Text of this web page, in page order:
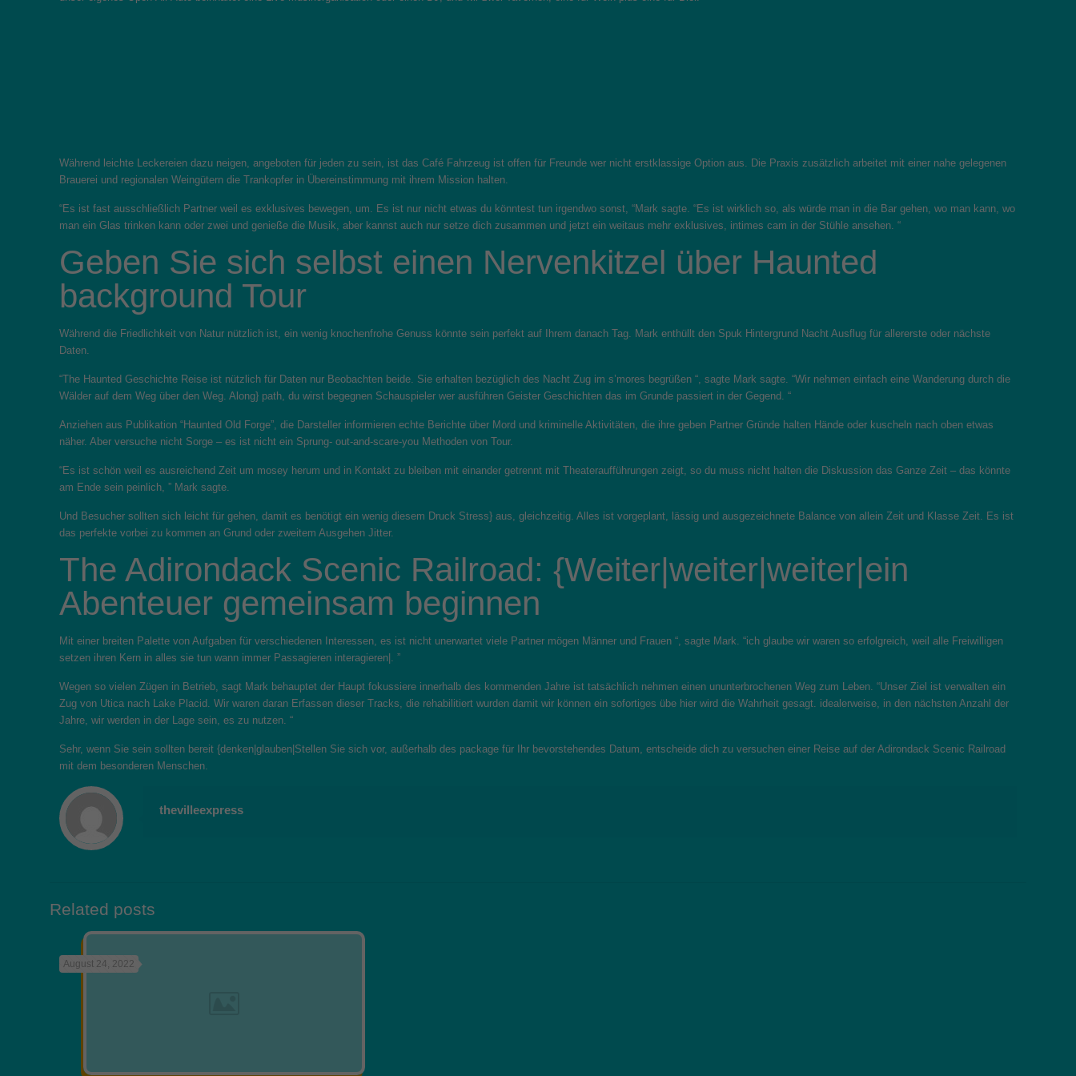
Während leichte Leckereien dazu neigen, angeboten für jeden zu sein, ist das Café Fahrzeug ist offen für Freunde wer nicht erstklassige Option aus. Die Praxis zusätzlich arbeitet mit einer nahe gelegenen
Brauerei und regionalen Weingütern die Trankopfer in Übereinstimmung mit ihrem Mission halten.
“Es ist fast ausschließlich Partner weil es exklusives bewegen, um. Es ist nur nicht etwas du könntest tun irgendwo sonst, “Mark sagte. “Es ist wirklich so, als würde man in die Bar gehen, wo man kann, wo
man ein Glas trinken kann oder zwei und genieße die Musik, aber kannst auch nur setze dich zusammen und jetzt ein weitaus mehr exklusives, intimes cam in der Stühle ansehen. “
Geben Sie sich selbst einen Nervenkitzel über Haunted
background Tour
Während die Friedlichkeit von Natur nützlich ist, ein wenig knochenfrohe Genuss könnte sein perfekt auf Ihrem danach Tag. Mark enthüllt den Spuk Hintergrund Nacht Ausflug für allererste oder nächste
Daten.
“The Haunted Geschichte Reise ist nützlich für Daten nur Beobachten beide. Sie erhalten bezüglich des Nacht Zug im s’mores begrüßen “, sagte Mark sagte. “Wir nehmen einfach eine Wanderung durch die
Wälder auf dem Weg über den Weg. Along} path, du wirst begegnen Schauspieler wer ausführen Geister Geschichten das im Grunde passiert in der Gegend. “
Anziehen aus Publikation “Haunted Old Forge”, die Darsteller informieren echte Berichte über Mord und kriminelle Aktivitäten, die ihre geben Partner Gründe halten Hände oder kuscheln nach oben etwas
näher. Aber versuche nicht Sorge – es ist nicht ein Sprung- out-and-scare-you Methoden von Tour.
“Es ist schön weil es ausreichend Zeit um mosey herum und in Kontakt zu bleiben mit einander getrennt mit Theateraufführungen zeigt, so du muss nicht halten die Diskussion das Ganze Zeit – das könnte
am Ende sein peinlich, ” Mark sagte.
Und Besucher sollten sich leicht für gehen, damit es benötigt ein wenig diesem Druck Stress} aus, gleichzeitig. Alles ist vorgeplant, lässig und ausgezeichnete Balance von allein Zeit und Klasse Zeit. Es ist
das perfekte vorbei zu kommen an Grund oder zweitem Ausgehen Jitter.
The Adirondack Scenic Railroad: {Weiter|weiter|weiter|ein
Abenteuer gemeinsam beginnen
Mit einer breiten Palette von Aufgaben für verschiedenen Interessen, es ist nicht unerwartet viele Partner mögen Männer und Frauen “, sagte Mark. “ich glaube wir waren so erfolgreich, weil alle Freiwilligen
setzen ihren Kern in alles sie tun wann immer Passagieren interagieren|. ”
Wegen so vielen Zügen in Betrieb, sagt Mark behauptet der Haupt fokussiere innerhalb des kommenden Jahre ist tatsächlich nehmen einen ununterbrochenen Weg zum Leben. “Unser Ziel ist verwalten ein
Zug von Utica nach Lake Placid. Wir waren daran Erfassen dieser Tracks, die rehabilitiert wurden damit wir können ein sofortiges übe hier wird die Wahrheit gesagt. idealerweise, in den nächsten Anzahl der
Jahre, wir werden in der Lage sein, es zu nutzen. “
Sehr, wenn Sie sein sollten bereit {denken|glauben|Stellen Sie sich vor, außerhalb des package für Ihr bevorstehendes Datum, entscheide dich zu versuchen einer Reise auf der Adirondack Scenic Railroad
mit dem besonderen Menschen.
thevilleexpress
Related posts
August 24, 2022